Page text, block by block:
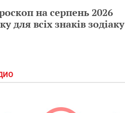
на серпень 2026
для всіх знаків зодіаку